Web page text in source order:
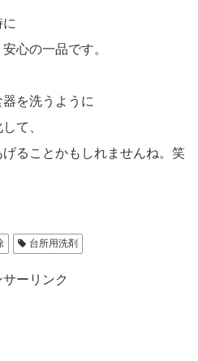
心の一品です。
を洗うように
て、
ることかもしれませんね。笑
台所用洗剤
サーリンク